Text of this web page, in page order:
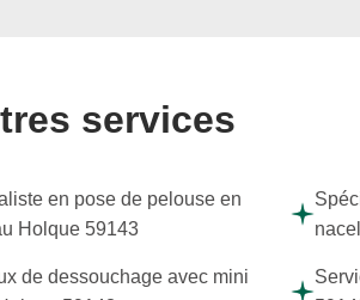
services
en pose de pelouse en
Holque 59143
de dessouchage avec mini